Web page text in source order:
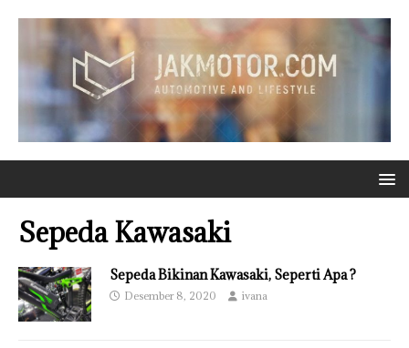
Sepeda Kawasaki
Sepeda Bikinan Kawasaki, Seperti Apa ?
Desember 8, 2020 ivana